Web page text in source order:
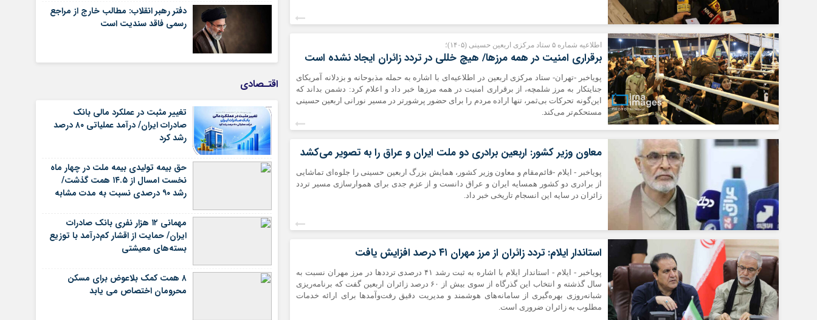
اطلاعیه شماره ۵ ستاد مرکزی اربعین حسینی (۱۴۰۵)؛
برقراری امنیت در همه مرزها/ هیچ‌ خللی در تردد زائران ایجاد نشده است
پویاخبر -تهران- ستاد مرکزی اربعین در اطلاعیه‌ای با اشاره به حمله مذبوحانه و بزدلانه آمریکای
جنایتکار به مرز شلمچه، از برقراری امنیت در همه مرزها خبر داد و اعلام کرد: دشمن بداند که
این‌گونه تحرکات بی‌ثمر، تنها اراده مردم را برای حضور پرشورتر در مسیر نورانی اربعین حسینی
مستحکم‌تر می‌کند.
معاون وزیر کشور: اربعین برادری دو ملت ایران و عراق را به تصویر می‌کشد
پویاخبر - ایلام -قائم‌مقام و معاون وزیر کشور، همایش بزرگ اربعین حسینی را جلوه‌ای تماشایی
از برادری دو کشور همسایه ایران و عراق دانست و از عزم جدی برای هموارسازی مسیر تردد
زائران در سایه این انسجام تاریخی خبر داد.
استاندار ایلام: تردد زائران از مرز مهران ۴۱ درصد افزایش یافت
پویاخبر - ایلام - استاندار ایلام با اشاره به ثبت رشد ۴۱ درصدی ترددها در مرز مهران نسبت به
سال گذشته و انتخاب این گذرگاه از سوی بیش از ۶۰ درصد زائران اربعین گفت که برنامه‌ریزی
شبانه‌روزی بهره‌گیری از سامانه‌های هوشمند و مدیریت دقیق رفت‌وآمدها برای ارائه خدمات
مطلوب به زائران ضروری است.
دفتر رهبر انقلاب: مطالب خارج از مراجع
رسمی فاقد سندیت است
اقتـصادی
تغییر مثبت در عملکرد مالی بانک
صادرات ایران/ درآمد عملیاتی ۸۰ درصد
رشد کرد
حق بیمه تولیدی بیمه ملت در چهار ماه
نخست امسال از ۱۴.۵ همت گذشت/
رشد ۹۰ درصدی نسبت به مدت مشابه
مهمانی ۱۲ هزار نفری بانک صادرات
ایران/ حمایت از اقشار کم‌درآمد با توزیع
بسته‌های معیشتی
۸ همت کمک بلاعوض برای مسکن
محرومان اختصاص می یابد